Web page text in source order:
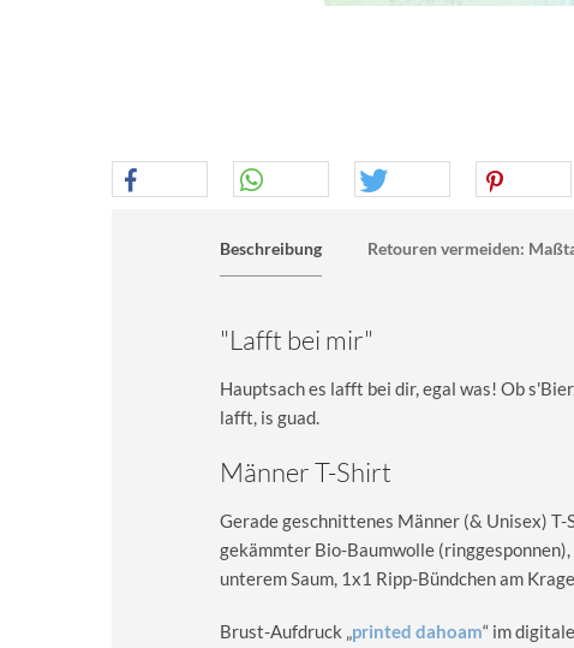
Beschreibung Retouren vermeiden:
"Lafft bei mir"
Hauptsach es lafft bei dir, egal was! Ob
lafft, is guad.
Männer T-Shirt
Gerade geschnittenes Männer (& Unisex)
gekämmter Bio-Baumwolle
unterem Saum, 1x1 Ripp-Bündchen am
Brust-Aufdruck „printed dahoam“ im